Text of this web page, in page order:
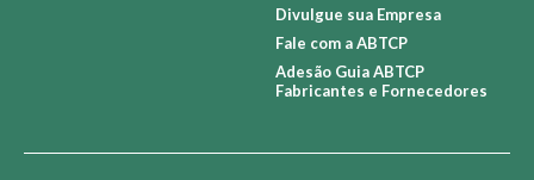
Divulgue sua Empresa
Fale com a ABTCP
Adesão Guia ABTCP
Fabricantes e Fornecedores